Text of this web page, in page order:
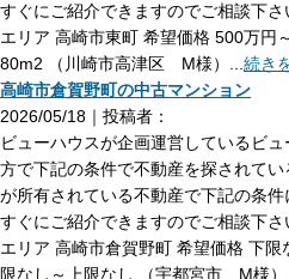
すぐにご紹介できますのでご相談下
エリア 高崎市東町 希望価格 500万円
80m2 （川崎市高津区 M様）... 続き
高崎市倉賀野町の中古マンション
2026/05/18｜投稿者：
ビューハウスが企画運営しているビ
方で下記の条件で不動産を探されて
が所有されている不動産で下記の条
すぐにご紹介できますのでご相談下
エリア 高崎市倉賀野町 希望価格 下
限なし～上限なし （宇都宮市 M様）